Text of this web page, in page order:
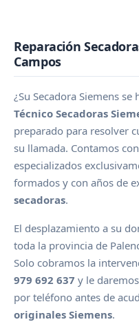
Reparación
Campos
¿Su Secadora Siemens
Técnico Secadoras
preparado para resolver
su llamada. Contamos
especializados
formados y con años de
secadoras.
El desplazamiento a su
toda la provincia de
Solo cobramos la
979 692 637 y le
por teléfono antes de
originales Siemens.